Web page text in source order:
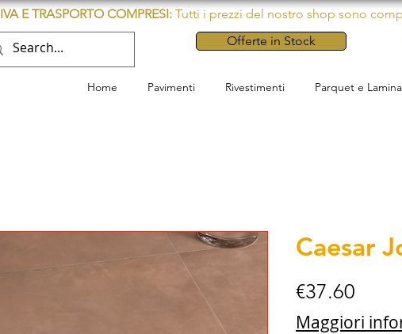
IVA E TRASPORTO COMPRESI: Tutti i prezzi del nostro shop sono
Offerte in Stock
Home Pavimenti Rivestimenti Parquet e
Caesar
€37.60
Maggiori